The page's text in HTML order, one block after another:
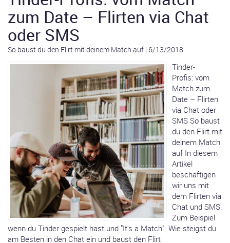
zum Date – Flirten via Chat
oder SMS
So baust du den Flirt mit deinem Match auf | 6/13/2018
Tinder-
Profis: vom
Match zum
Date – Flirten
via Chat oder
SMS So baust
du den Flirt mit
deinem Match
auf In diesem
Artikel
beschäftigen
wir uns mit
dem Flirten via
Chat und SMS.
Zum Beispiel
wenn du Tinder gespielt hast und "It's a Match". Wie steigst du
am Besten in den Chat ein und baust den Flirt